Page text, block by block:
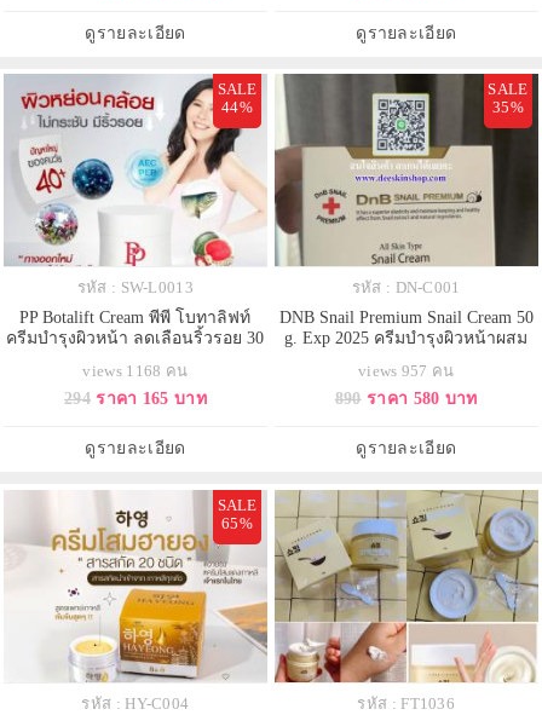
แดดฝังลึก เพื่อผิวดูอ่อนเยาว์กระจ่าง
ใส ผิวยืดหยุ่นกระชับแน่น ด้ว
ดูรายละเอียด ดูรายละเอียด
SALE
44%
รหัส : SW-L0013
PP Botalift Cream พีพี โบทาลิฟท์
ครีมบำรุงผิวหน้า ลดเลือนริ้วรอย 30
views 1168 คน
294 ราคา 165 บาท
ดูรายละเอียด
SALE
35%
รหัส : DN-C001
DNB Snail Premium Snail Cream 50
g. Exp 2025 ครีมบำรุงผิวหน้าผสม
ส่วนผสมระดับ premiumลดเลือนริ้ว
รอย จุดด่างดำต่างๆ
views 957 คน
890 ราคา 580 บาท
ดูรายละเอียด
SALE
65%
รหัส : HY-C004
รหัส : FT1036